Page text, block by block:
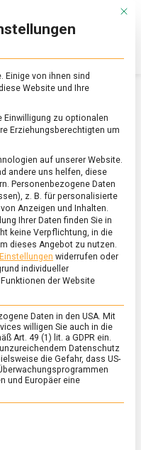
Online-
Magazin
zu
&
Ernährung
Fraß
Mit
Einige von ihnen sind
Website und Ihre
Einwilligung zu optionalen
Erziehungsberechtigten um
auf unserer Website.
andere uns helfen, diese
Personenbezogene Daten
z. B. für personalisierte
Anzeigen und Inhalten.
Ihrer Daten finden Sie in
keine Verpflichtung, in die
dieses Angebot zu nutzen.
Einstellungen widerrufen oder
individueller
der Website
Daten in den USA. Mit
willigen Sie auch in die
Art. 49 (1) lit. a GDPR ein.
Datenschutz
die Gefahr, dass US-
und Europäer eine
für die eine